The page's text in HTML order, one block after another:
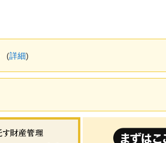
(詳細)